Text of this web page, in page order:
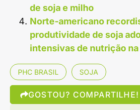
de soja e milho
Norte-americano
produtividade de soja
intensivas de nutrição
PHC BRASIL SOJA
GOSTOU? COMPARTILHE!